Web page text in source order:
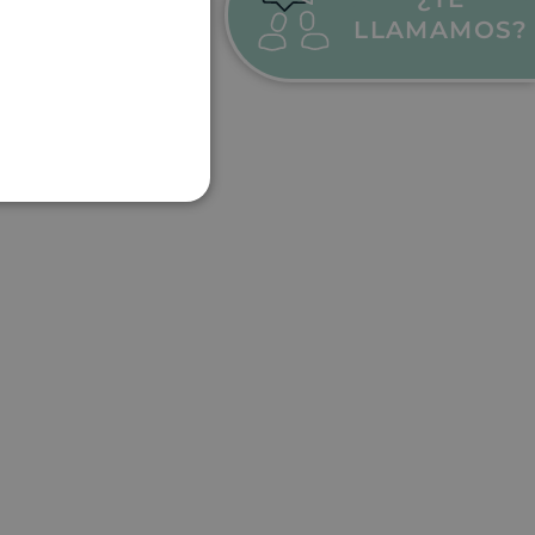
LLAMAMOS?